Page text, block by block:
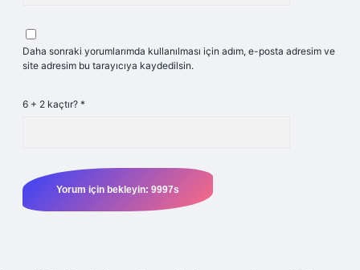
Daha sonraki yorumlarımda kullanılması için adım, e-posta adresim ve
site adresim bu tarayıcıya kaydedilsin.
6 + 2 kaçtır? *